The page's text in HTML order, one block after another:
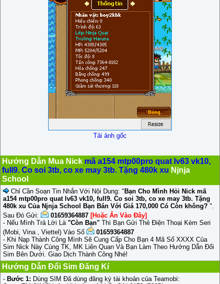
Tải ảnh gốc
Hướng Dẫn Mua Nick mã a154 mtp00pro quat lv63 vk10,
full9. Co soi 3tb, co xe may 3tb. Tặng 480k xu Njnja
School
Chỉ Cần Soạn Tin Nhắn Với Nội Dung: " Bạn Cho Mình Hỏi Nick mã
a154 mtp00pro quat lv63 vk10, full9. Co soi 3tb, co xe may 3tb. Tặng
480k xu Của Njnja School Bạn Bán Với Giá 170,000 Có Còn không? ".
Sau Đó Gửi:
01659364887 [Hoặc Ấn Vào Đây]
- Nếu Mình Trả Lời Là "Còn Bạn" Thì Bạn Gửi Thẻ Điện Thoại Kèm Seri
(Mobi, Vina , Viettel) Vào Số
01659364887
- Khi Nạp Thành Công Mình Sẽ Cung Cấp Cho Bạn 4 Mã Số XXXX Của
Sim Nick Này Cùng TK, MK Liên Quan Và Bạn Làm Theo Hướng Dẫn Đổi
Sim Bên Dưới. Giao Dịch Thành Công Nhé!
Hướng Dẫn Đổi Sim Đăng Kí
- Bước 1: Dùng SIM Đã dùng đăng ký tài khoản của Teamobi: